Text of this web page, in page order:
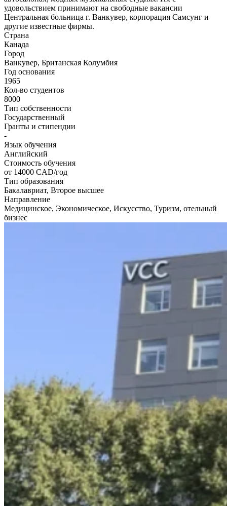
удовольствием принимают на свободные вакансии
Центральная больница г. Ванкувер, корпорация Самсунг и
другие известные фирмы.
Страна
Канада
Город
Ванкувер, Британская Колумбия
Год основания
1965
Кол-во студентов
8000
Тип собственности
Государственный
Гранты и стипендии
-
Язык обучения
Английский
Стоимость обучения
от 14000 CAD/год
Тип образования
Бакалавриат, Второе высшее
Направление
Медицинское, Экономическое, Искусство, Туризм, отельный
бизнес